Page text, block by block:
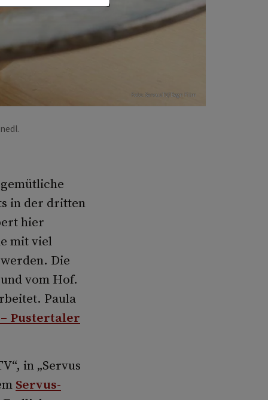
Foto: ServusTV/Degn Film
in der dritten
hier
mit viel
Die
vom Hof.
Paula
Pustertaler
in „Servus
Servus-